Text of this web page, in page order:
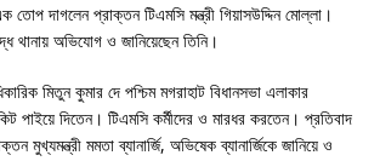
দাগলেন প্রাক্তন টিএমসি মন্ত্রী গিয়াসউদ্দিন মোল্লা।
থানায় অভিযোগ ও জানিয়েছেন তিনি।
মিতুন কুমার দে পশ্চিম মগরাহাট বিধানসভা এলাকার
পাইয়ে দিতেন। টিএমসি কর্মীদের ও মারধর করতেন। প্রতিবাদ
মমতা ব্যানার্জি, অভিষেক ব্যানার্জিকে জানিয়ে ও